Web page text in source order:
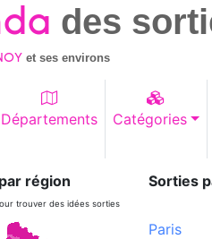
des
et ses environs
Départements Catégories
région
trouver des idées sorties
Sorties
Paris